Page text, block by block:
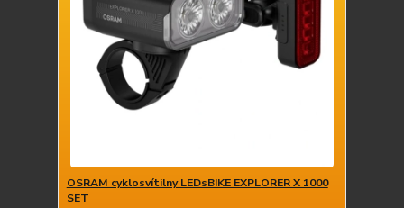
OSRAM cyklosvítilny LEDsBIKE EXPLORER X 1000
SET